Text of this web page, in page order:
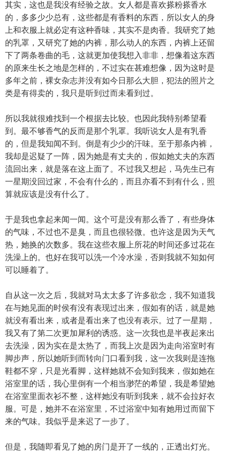
其实，这也是我没有经验之故。女人都是喜欢搽粉搽香水
的，多多少少总有，这些都是有香料的东西，所以女人的身
上和衣服上就必定有这种香味，其实不是肉香。我研究了她
的乳罩，又研究了她的内裤，那么动人的东西，内裤上还留
下了两条卷曲的毛，这就更加使我想入非非，想像着这东西
的原来生长之地是怎样的，不过实在甚难想像，因为这时是
多年之前，裸女杂志并没有如今日那么大胆，犯法的照片之
类是有得卖的，我只是听到过而未看到过。
所以我就很难找到一个根据去比较。也因此我特别希望看
到。最不够香气的反而是那个乳罩。我听说女人是有乳香
的，但是我知闻不到。倒是有少少的汗味。至于那条内裤，
我却是迟疑了一阵，因为她是有丈夫的，假如她丈夫的东西
流回出来，就是落在这上面了。不过我又想起，马先生已有
一星期没回过家，不会有什么的，而且亦看不到有什么，照
算就应该是没有什么了。
于是我也拿起来闻一闻。这个可是没有那么香了，有些身体
的气味，不过也不是臭，而且也很轻微。也许这是因为天气
热，她换的次数多。我在这些衣服上所花的时间还多过花在
洗澡上的。也好在我可以洗一个冷水澡，否则我就不知如何
可以睡着了。
自从这一次之后，我就对马太太多了许多欲念，我不知道我
在与她见面的时侯有没有表现过出来，假如有的话，就是她
就没有看出来，或者是看出来了也没有表示。过了一星期，
我又有了第二次更加犀利的诱惑。这一次我也是半夜起来出
去洗澡，因为实在是太热了，而我上次是因为走向浴室时有
脚步声，所以她听到而转向门口看到我，这一次我则是连拖
鞋都不穿，只是光看脚，这样她就不会知到我来，假如她在
浴室里的话，我心里倒有一个相当渺茫的希望，我是希望她
在浴室里面衣衫不整，这样她没有听到我来，就不会拉好衣
服。可是，她并不在浴室里，不过浴室中知有她用过而留下
来的气味。我似乎是来迟了一步了。
但是，我随即看见了她的房门是开了一线的，正透出灯光。